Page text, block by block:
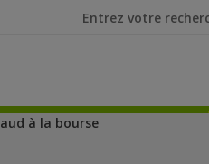
Je cherche
à la bourse